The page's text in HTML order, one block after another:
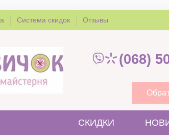
Система скидок Отзывы
(068)
СКИДКИ